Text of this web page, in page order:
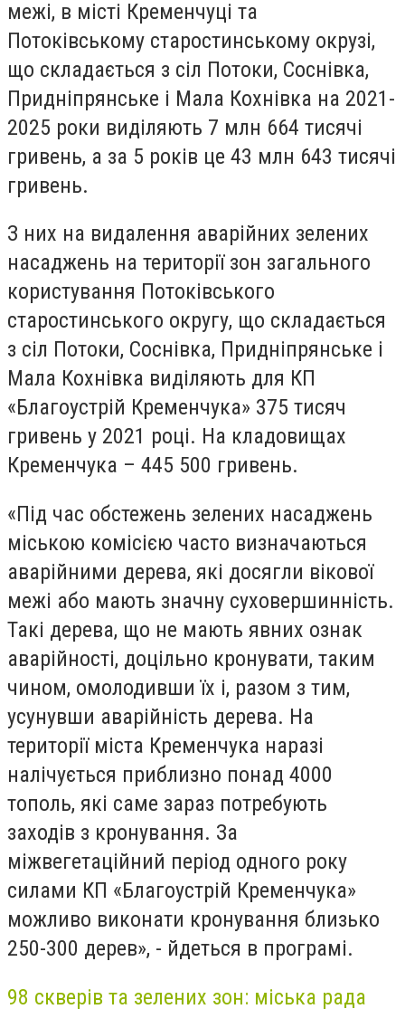
межі, в місті Кременчуці та
Потоківському старостинському окрузі,
що складається з сіл Потоки, Соснівка,
Придніпрянське і Мала Кохнівка на 2021-
2025 роки виділяють 7 млн 664 тисячі
гривень, а за 5 років це 43 млн 643 тисячі
гривень.
З них на видалення аварійних зелених
насаджень на території зон загального
користування Потоківського
старостинського округу, що складається
з сіл Потоки, Соснівка, Придніпрянське і
Мала Кохнівка виділяють для КП
«Благоустрій Кременчука» 375 тисяч
гривень у 2021 році. На кладовищах
Кременчука – 445 500 гривень.
«Під час обстежень зелених насаджень
міською комісією часто визначаються
аварійними дерева, які досягли вікової
межі або мають значну суховершинність.
Такі дерева, що не мають явних ознак
аварійності, доцільно кронувати, таким
чином, омолодивши їх і, разом з тим,
усунувши аварійність дерева. На
території міста Кременчука наразі
налічується приблизно понад 4000
тополь, які саме зараз потребують
заходів з кронування. За
міжвегетаційний період одного року
силами КП «Благоустрій Кременчука»
можливо виконати кронування близько
250-300 дерев», - йдеться в програмі.
98 скверів та зелених зон: міська рада